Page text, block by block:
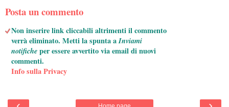
Posta un commento
Non inserire link cliccabili altrimenti il commento
verrà eliminato. Metti la spunta aInviami
notificheper essere avvertito via email di nuovi
commenti.
Info sulla Privacy